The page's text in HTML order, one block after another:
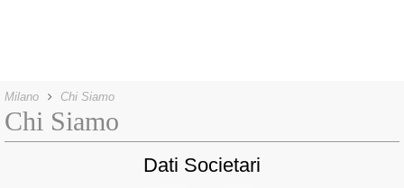
Milano Chi Siamo
Chi Siamo
Dati Societari